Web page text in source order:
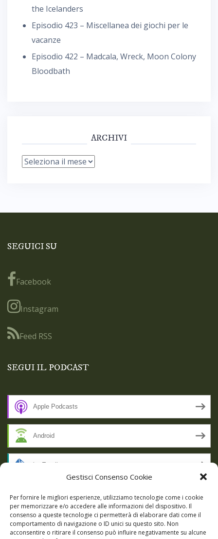
Gestisci Consenso Cookie
Per fornire le migliori esperienze, utilizziamo tecnologie come i cookie
per memorizzare e/o accedere alle informazioni del dispositivo. Il
consenso a queste tecnologie ci permetterà di elaborare dati come il
comportamento di navigazione o ID unici su questo sito. Non
acconsentire o ritirare il consenso può influire negativamente su alcune
the Icelanders
Episodio 423 – Miscellanea dei giochi per le
vacanze
Episodio 422 – Madcala, Wreck, Moon Colony
Bloodbath
ARCHIVI
Archivi
SEGUICI SU
Facebook
Instagram
Feed RSS
SEGUI IL PODCAST
Apple Podcasts
Android
by Email
RSS
SSL SECURE